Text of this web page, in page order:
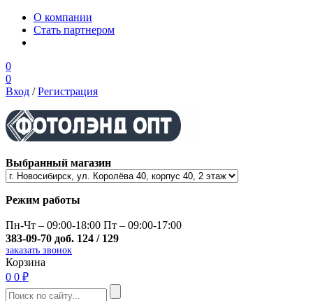
О компании
Стать партнером
0
0
Вход /Регистрация
Выбранный магазин
Режим работы
Пн-Чт – 09:00-18:00 Пт – 09:00-17:00
383-09-70 доб. 124 / 129
заказать звонок
Корзина
0 0 ₽